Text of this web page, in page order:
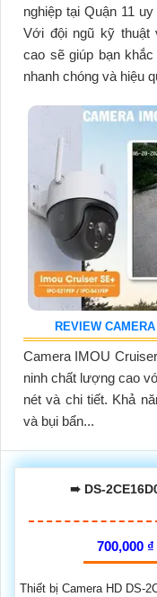
nghiệp tại Quận 11
Với đội ngũ kỹ thuật
cao sẽ giúp bạn
nhanh chóng và hiệu
REVIEW
Camera IMOU
ninh chất lượng cao
nét và chi tiết. Khả
và bụi bẩn...
➠ DS-
700,000 ₫
Thiết bị Camera HD DS-